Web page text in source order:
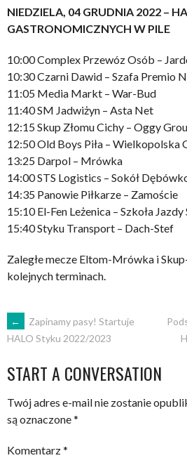
NIEDZIELA, 04 GRUDNIA 2022 –
GASTRONOMICZNYCH W PILE
10:00 Complex Przewóz Osób –
10:30 Czarni Dawid – Szafa Premio
11:05 Media Markt – War-Bud
11:40 SM Jadwiżyn – Asta Net
12:15 Skup Złomu Cichy – Oggy
12:50 Old Boys Piła – Wielkopolska
13:25 Darpol – Mrówka
14:00 STS Logistics – Sokół
14:35 Panowie Piłkarze – Zamoście
15:10 El-Fen Leżenica – Szkoła Jazdy
15:40 Styku Transport – Dach-Stef
Zaległe mecze Eltom-Mrówka i
kolejnych terminach.
POST
NAVIGATION
←
Zapinamy pasy! Startuje
HALO Styku 2022/2023
START A CONVERSATION
Twój adres e-mail nie zostanie
są oznaczone*
Komentarz*